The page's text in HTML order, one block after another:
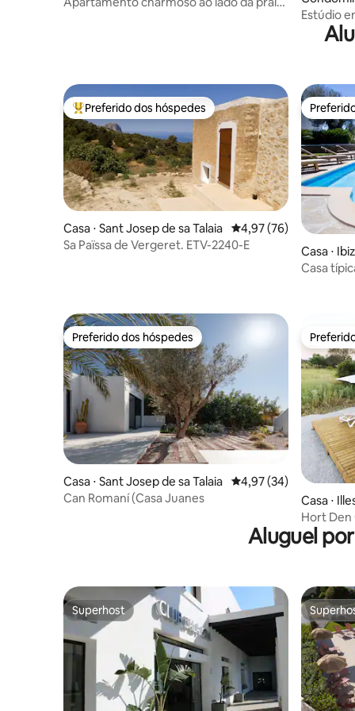
s Riu
Estúdio
Entre os melhores preferidos dos hóspedes
Preferido dos hóspedes
Casa ⋅ Sant Josep de sa Talaia 4,97 de uma
4,97 (76)
Sa Païssa de Vergeret. ETV-2240-E
Casa ⋅
Casa
Preferido dos hóspedes
Preferido dos hóspedes
Casa ⋅ Sant Josep de sa Talaia 4,97 de uma
4,97 (34)
Can Romaní (Casa Juanes
Casa ⋅
Hort Den
Aluguel
Superhost
Superhost